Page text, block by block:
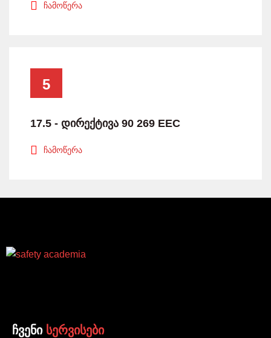
ჩამოწერა
5
17.5 - დირექტივა 90 269 EEC
ჩამოწერა
ჩვენი სერვისები